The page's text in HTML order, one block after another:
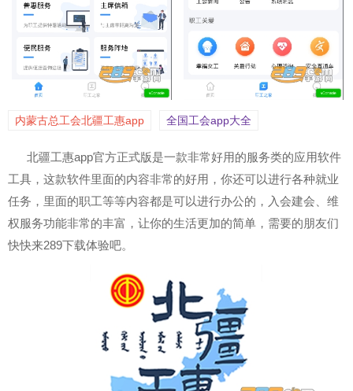
内蒙古总工会北疆工惠app 全国工会app大全
北疆工惠app官方正式版是一款非常好用的服务类的应用软件
工具，这款软件里面的内容非常的好用，你还可以进行各种就业
任务，里面的职工等等内容都是可以进行办公的，入会建会、维
权服务功能非常的丰富，让你的生活更加的简单，需要的朋友们
快快来289下载体验吧。